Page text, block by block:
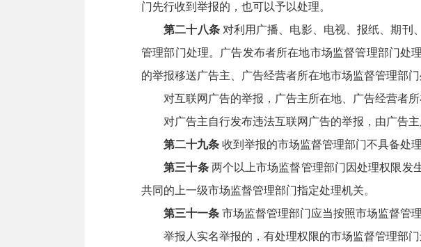
门先行收到举报的，也可以予以处理。
第二十八条对利用广播、电影、电视、报纸、期刊
管理部门处理。广告发布者所在地市场监督管理部门处
的举报移送广告主、广告经营者所在地市场监督管理部门
对互联网广告的举报，广告主所在地、广告经营者所
对广告主自行发布违法互联网广告的举报，由广告主
第二十九条 收到举报的市场监督管理部门不具备处
第三十条两个以上市场监督管理部门因处理权限发
共同的上一级市场监督管理部门指定处理机关。
第三十一条 市场监督管理部门应当按照市场监督管
举报人实名举报的，有处理权限的市场监督管理部门